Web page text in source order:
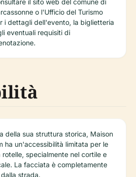
o l'Ufficio del Turismo
i dettagli dell'evento, la biglietteria
eventuali requisiti di
della sua struttura storica, Maison
ha un'accessibilità limitata per le
rotelle, specialmente nel cortile e
La facciata è completamente
strada.